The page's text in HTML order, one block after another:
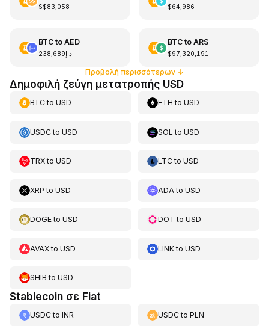
S$83,058 $64,986
BTCto AED
د.إ238,689
BTCto ARS
$97,320,191
Προβολή περισσότερων↓
Δημοφιλή ζεύγη μετατροπής USD
BTCto USD ETH toUSD
USDCto USD SOL toUSD
TRXto USD LTCtoUSD
XRP to USD ADA toUSD
DOGEto USD DOT toUSD
AVAXto USD LINKtoUSD
SHIB to USD
Stablecoin σε Fiat
USDCto INR USDCtoPLN